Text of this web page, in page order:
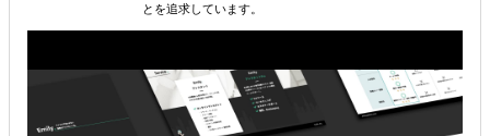
属するジャンル
海外進出総合支援 海外市場調査・マーケティング
海外向けECサイト構築
とを追求しています。